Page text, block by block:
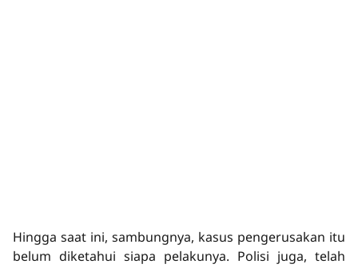
Hingga saat ini, sambungnya, kasus pengerusakan itu
belum diketahui siapa pelakunya. Polisi juga, telah